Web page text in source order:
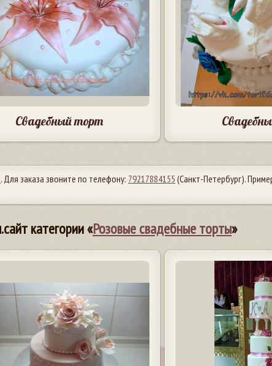
Свадебный торт
. Для заказа звоните по телефону: 79217884155 (Санкт-Петербург).
категории «Розовые свадебные торты»